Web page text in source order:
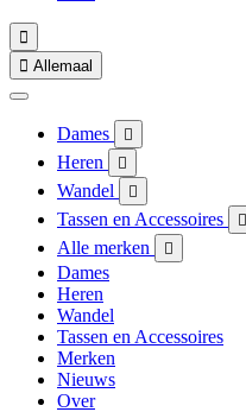

 Allemaal
Dames 
Heren 
Wandel 
Tassen en Accessoires 
Alle merken 
Dames
Heren
Wandel
Tassen en Accessoires
Merken
Nieuws
Over